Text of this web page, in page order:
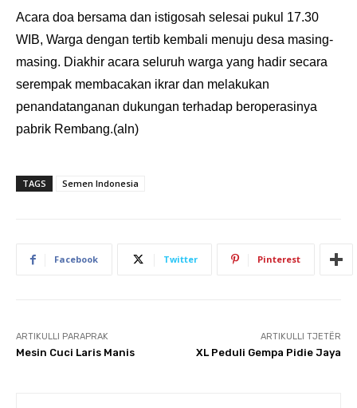
Acara doa bersama dan istigosah selesai pukul 17.30
WIB, Warga dengan tertib kembali menuju desa masing-
masing. Diakhir acara seluruh warga yang hadir secara
serempak membacakan ikrar dan melakukan
penandatanganan dukungan terhadap beroperasinya
pabrik Rembang.(aln)
TAGS Semen Indonesia
Facebook Twitter Pinterest
ARTIKULLI PARAPRAK
Mesin Cuci Laris Manis
ARTIKULLI TJETËR
XL Peduli Gempa Pidie Jaya